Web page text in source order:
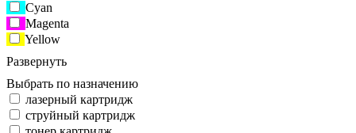
Cyan
Magenta
Yellow
Развернуть
Выбрать по назначению
лазерный картридж
струйный картридж